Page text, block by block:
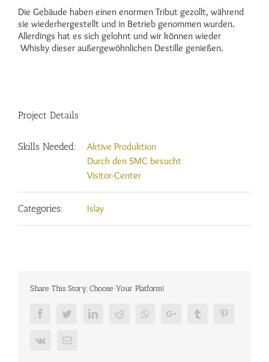
Die Gebäude haben einen enormen Tribut gezollt, während
sie wiederhergestellt und in Betrieb genommen wurden.
Allerdings hat es sich gelohnt und wir können wieder
Whisky dieser außergewöhnlichen Destille genießen.
Project Details
Skills Needed:
Aktive Produktion
Durch den SMC besucht
Visitor-Center
Categories: Islay
Share This Story, Choose Your Platform!
FacebookTwitterLinkedInReddit WhatsappGoogle+ Tumblr
Vk Email